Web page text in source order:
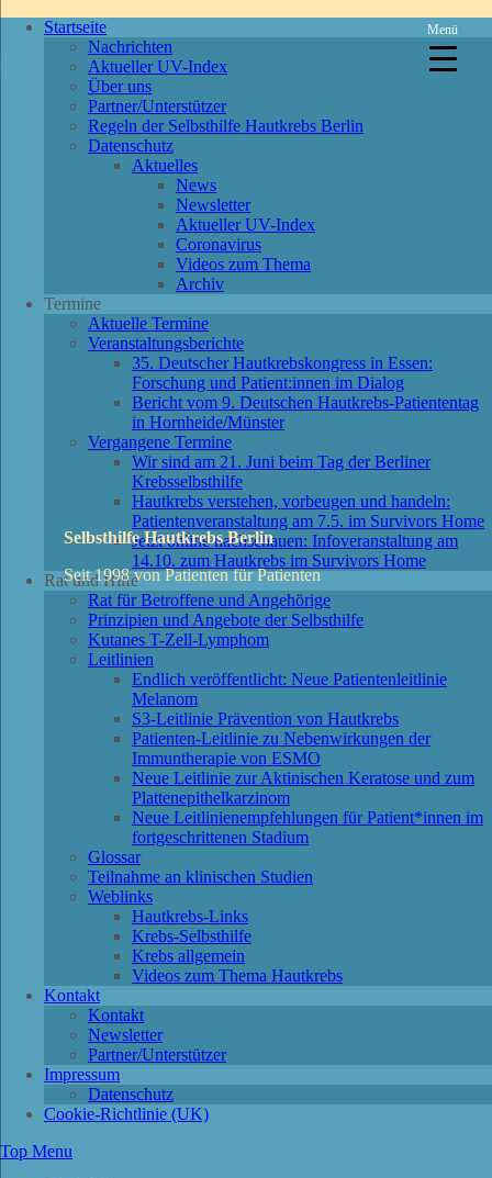
Startseite
Nachrichten
Aktueller UV-Index
Über uns
Partner/Unterstützer
Regeln der Selbsthilfe Hautkrebs Berlin
Datenschutz
Aktuelles
News
Newsletter
Aktueller UV-Index
Coronavirus
Videos zum Thema
Archiv
Termine
Aktuelle Termine
Veranstaltungsberichte
35. Deutscher Hautkrebskongress in Essen:
Forschung und Patient:innen im Dialog
Bericht vom 9. Deutschen Hautkrebs-Patiententag
in Hornheide/Münster
Vergangene Termine
Wir sind am 21. Juni beim Tag der Berliner
Krebsselbsthilfe
Hautkrebs verstehen, vorbeugen und handeln:
Patientenveranstaltung am 7.5. im Survivors Home
Jetzt online nachschauen: Infoveranstaltung am
14.10. zum Hautkrebs im Survivors Home
Rat und Hilfe
Rat für Betroffene und Angehörige
Prinzipien und Angebote der Selbsthilfe
Kutanes T-Zell-Lymphom
Leitlinien
Endlich veröffentlicht: Neue Patientenleitlinie
Melanom
S3-Leitlinie Prävention von Hautkrebs
Patienten-Leitlinie zu Nebenwirkungen der
Immuntherapie von ESMO
Neue Leitlinie zur Aktinischen Keratose und zum
Plattenepithelkarzinom
Neue Leitlinienempfehlungen für Patient*innen im
fortgeschrittenen Stadium
Glossar
Teilnahme an klinischen Studien
Weblinks
Hautkrebs-Links
Krebs-Selbsthilfe
Krebs allgemein
Videos zum Thema Hautkrebs
Kontakt
Kontakt
Newsletter
Partner/Unterstützer
Impressum
Datenschutz
Cookie-Richtlinie (UK)
Top Menu
Selbsthilfe Hautkrebs Berlin
Seit 1998 von Patienten für Patienten
Menü